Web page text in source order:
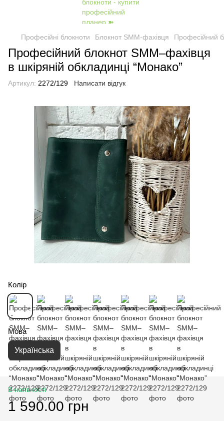
Професійні блокноти Блокнот SMM-фахівця Професійний
Професійний блокнот SMM–фахівця
в шкіряній обкладинці “Монако”
Артикул: 2272/129 Написати відгук
Колір
Мова
Українська
В наявності
1 590.00 грн